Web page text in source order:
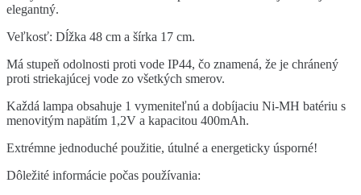
elegantný.
Veľkosť: Dĺžka 48 cm a šírka 17 cm.
Má stupeň odolnosti proti vode IP44, čo znamená, že je chránený
proti striekajúcej vode zo všetkých smerov.
Každá lampa obsahuje 1 vymeniteľnú a dobíjaciu Ni-MH batériu s
menovitým napätím 1,2V a kapacitou 400mAh.
Extrémne jednoduché použitie, útulné a energeticky úsporné!
Dôležité informácie počas používania: